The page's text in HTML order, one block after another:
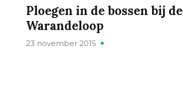
Ploegen in de bossen bij de
Warandeloop
23 november 2015